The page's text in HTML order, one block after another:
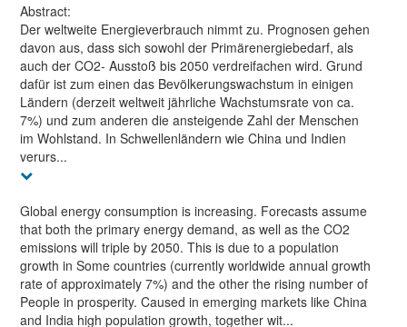
Abstract:
Der weltweite Energieverbrauch nimmt zu. Prognosen gehen
davon aus, dass sich sowohl der Primärenergiebedarf, als
auch der CO2- Ausstoß bis 2050 verdreifachen wird. Grund
dafür ist zum einen das Bevölkerungswachstum in einigen
Ländern (derzeit weltweit jährliche Wachstumsrate von ca.
7%) und zum anderen die ansteigende Zahl der Menschen
im Wohlstand. In Schwellenländern wie China und Indien
verurs...
Global energy consumption is increasing. Forecasts assume
that both the primary energy demand, as well as the CO2
emissions will triple by 2050. This is due to a population
growth in Some countries (currently worldwide annual growth
rate of approximately 7%) and the other the rising number of
People in prosperity. Caused in emerging markets like China
and India high population growth, together wit...